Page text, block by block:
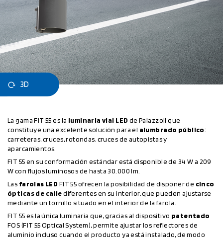
3D
La gama FIT 55 es la luminaria vial LED de Palazzoli que
constituye una excelente solución para el alumbrado público:
carreteras, cruces, rotondas, cruces de autopistas y
aparcamientos.
FIT 55 en su conformación estándar está disponible de 34 W a 209
W con flujos luminosos de hasta 30.000 lm.
Las farolas LED FIT 55 ofrecen la posibilidad de disponer de cinco
ópticas de callediferentes en su interior, que pueden ajustarse
mediante un tornillo situado en el interior de la farola.
FIT 55 es la única luminaria que, gracias al dispositivo patentado
FOS (FIT 55 Optical System), permite ajustar los reflectores de
aluminio incluso cuando el producto ya está instalado, de modo